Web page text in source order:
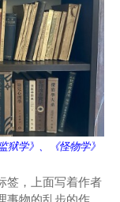
狱学》、《怪物学》
签，上面写着作者